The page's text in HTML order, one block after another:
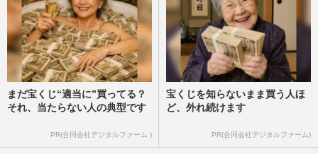
まだ宝くじ“適当に”買ってる？
それ、当たらない人の典型です
PR(合同会社デジタルファーム )
宝くじを知らないまま買う人ほ
ど、外れ続けます
PR(合同会社デジタルファーム)